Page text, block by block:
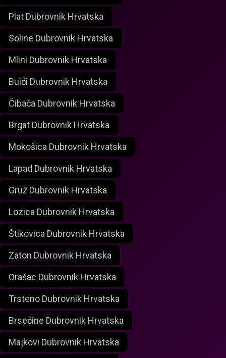
Plat Dubrovnik Hrvatska
Soline Dubrovnik Hrvatska
Mlini Dubrovnik Hrvatska
Buići Dubrovnik Hrvatska
Čibača Dubrovnik Hrvatska
Brgat Dubrovnik Hrvatska
Mokošica Dubrovnik Hrvatska
Lapad Dubrovnik Hrvatska
Gruž Dubrovnik Hrvatska
Lozica Dubrovnik Hrvatska
Štikovica Dubrovnik Hrvatska
Zaton Dubrovnik Hrvatska
Orašac Dubrovnik Hrvatska
Trsteno Dubrovnik Hrvatska
Brsečine Dubrovnik Hrvatska
Majkovi Dubrovnik Hrvatska